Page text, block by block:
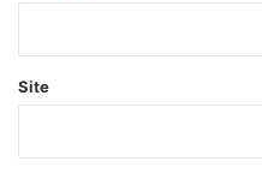
Site